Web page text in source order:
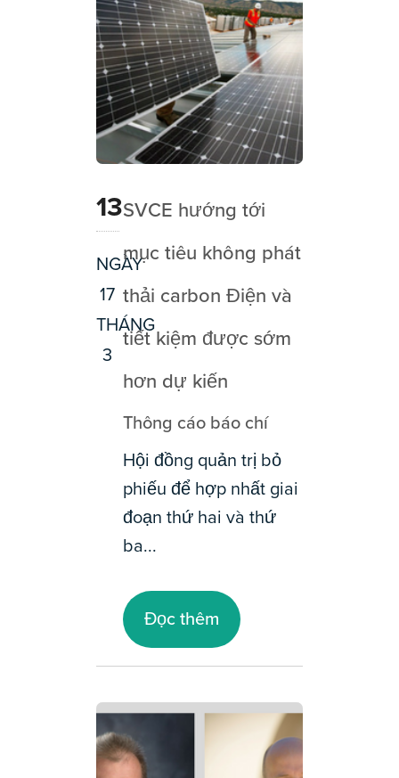
13
NGÀY
17
THÁNG
3
SVCE hướng tới
mục tiêu không phát
thải carbon Điện và
tiết kiệm được sớm
hơn dự kiến
Thông cáo báo chí
Hội đồng quản trị bỏ
phiếu để hợp nhất giai
đoạn thứ hai và thứ
ba...
Đọc thêm